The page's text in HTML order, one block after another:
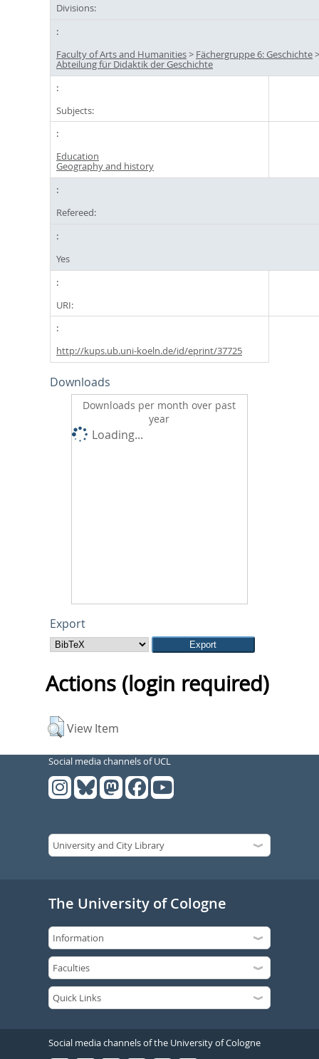
Divisions:
Faculty of Arts and Humanities> Fächergruppe 6: Geschichte
Abteilung für Didaktik der Geschichte
Subjects:
Education
Geography and history
Refereed:
Yes
URI:
http://kups.ub.uni-koeln.de/id/eprint/37725
Downloads
Downloads per month over past
year
Loading...
Export
Actions (login required)
View Item
Social media channels of UCL
The University of Cologne
Social media channels of the University of Cologne